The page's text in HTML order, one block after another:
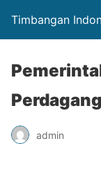
Timbangan
admin